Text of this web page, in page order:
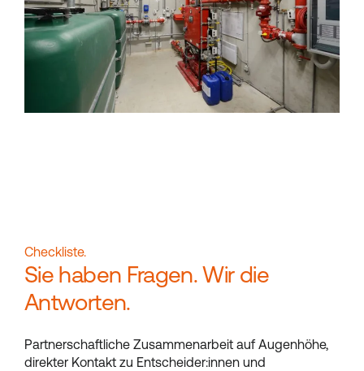
Checkliste.
Sie haben Fragen. Wir die
Antworten.
Partnerschaftliche Zusammenarbeit auf Augenhöhe,
direkter Kontakt zu Entscheider:innen und